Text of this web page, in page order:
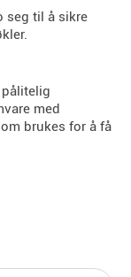
seg til å sikre
pålitelig
med
brukes for å få